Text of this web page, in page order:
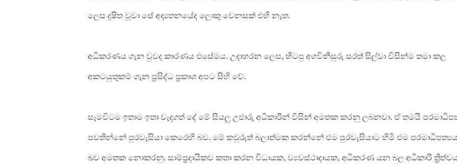
ලෙස දූෂිත වූවා සේ අද්‍යතනයේද ලොකු වෙනසක් එහි නැත.
අධිකරණය ගැන වුවද කාරණය එසේමය. උදාහරන ලෙස, හිටපු අගවිනිසුරු සරත් සිල්වා විසින්ම තමා කල
අකටයුතුකම් ගැන ප්‍රසිද්ධ ප්‍රකාශ අපට සිහි වේ.
සෑමවිටම ඉතාම ඉතා වැදගත් දේ මේ සියලු උජාරු අධිකාරින් විසින් අමතක කරනු ලබනවා. ඒ තමයි
පවතින්නේ පුරවැසියා කෙරෙහි බව. මේ කවුරුත් බලාත්මක කරන්නේ එම පුරවැසියාට හිමි එම
බව අමතක නොකරනු. සාම්ප්‍රදායිකව කතා කරන විධායක, ව්‍යවස්ථාදායක, අධිකරණ යන බල අධිකාරි